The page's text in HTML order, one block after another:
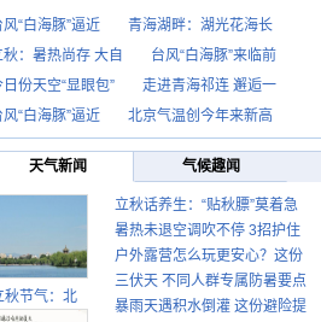
风“白海豚”逼近
青海湖畔：湖光花海长
秋：暑热尚存 大自
台风“白海豚”来临前
日份天空“显眼包”
走进青海祁连 邂逅一
风“白海豚”逼近
北京气温创今年来新高
天气新闻 气候趣闻
秋节气：北
立秋话养生：“贴秋膘”莫着急
先清暑再防燥
暑热未退空调吹不停 3招护住
肩颈不酸痛
户外露营怎么玩更安心？这份
攻略请收好
三伏天 不同人群专属防暑要点
请收好
暴雨天遇积水倒灌 这份避险提